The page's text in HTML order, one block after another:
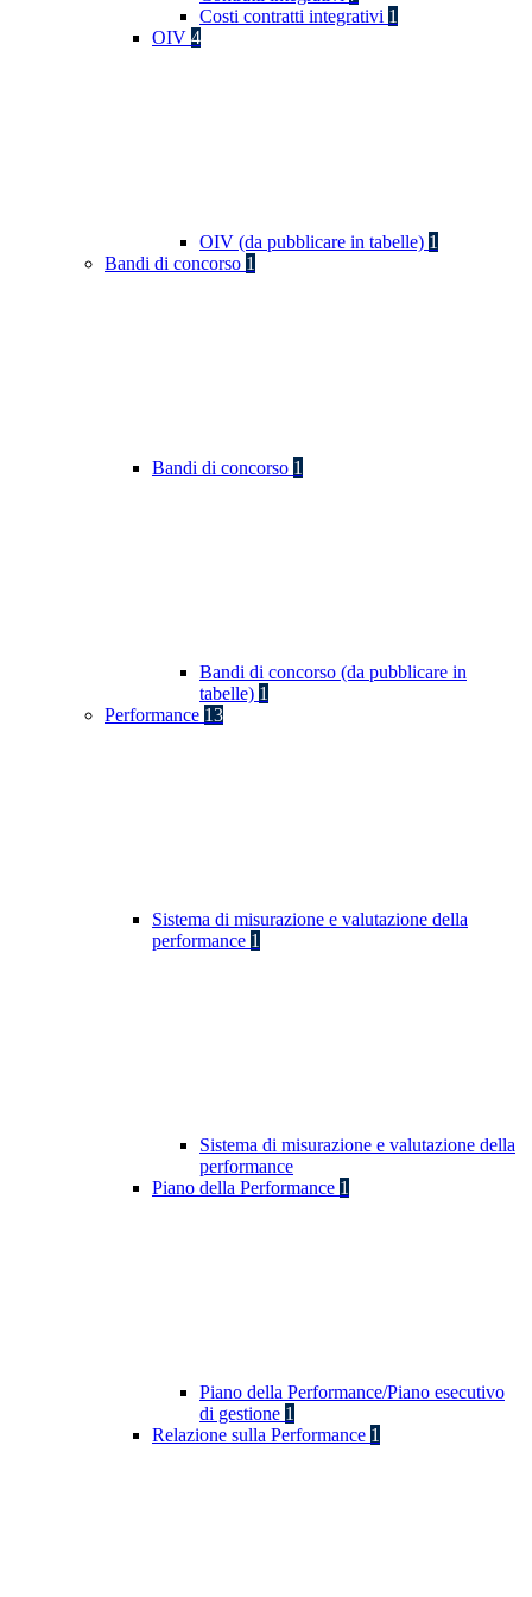
Costi contratti integrativi 1
OIV 4
OIV (da pubblicare in tabelle) 1
Bandi di concorso 1
Bandi di concorso 1
Bandi di concorso (da pubblicare in
tabelle) 1
Performance 13
Sistema di misurazione e valutazione della
performance 1
Sistema di misurazione e valutazione della
performance
Piano della Performance 1
Piano della Performance/Piano esecutivo
di gestione 1
Relazione sulla Performance 1